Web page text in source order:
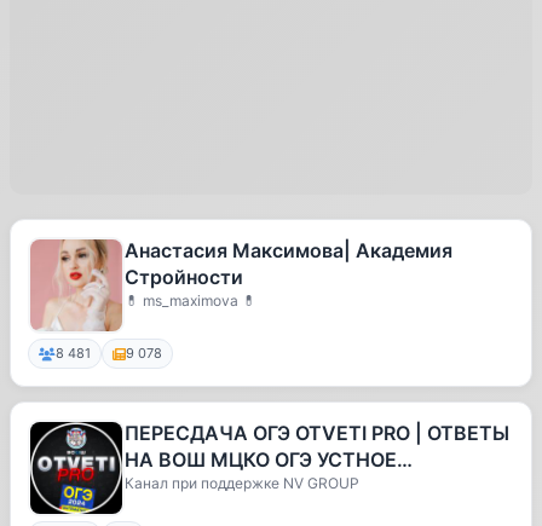
Анастасия Максимова| Академия
Стройности
💊 ms_maximova 💊
8 481 9 078
ПЕРЕСДАЧА ОГЭ OTVETI PRO | ОТВЕТЫ
НА ВОШ МЦКО ОГЭ УСТНОЕ
СОБЕСЕДОВАНИЕ 2023-2024
Канал при поддержке NV GROUP